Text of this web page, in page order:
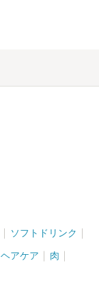
ソフトドリンク
ヘアケア 肉